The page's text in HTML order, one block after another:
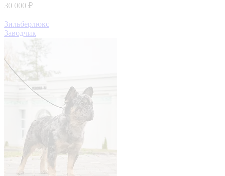
30 000 ₽
Зильберлюкс
Заводчик